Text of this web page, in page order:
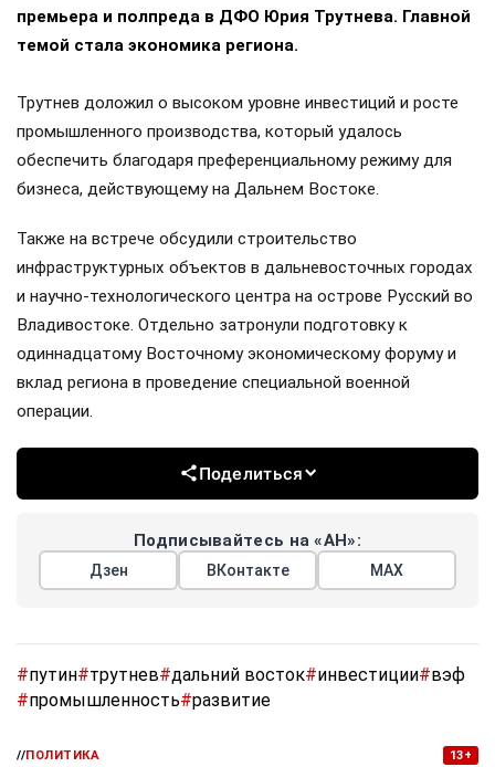
премьера и полпреда в ДФО Юрия Трутнева. Главной
темой стала экономика региона.
Трутнев доложил о высоком уровне инвестиций и росте
промышленного производства, который удалось
обеспечить благодаря преференциальному режиму для
бизнеса, действующему на Дальнем Востоке.
Также на встрече обсудили строительство
инфраструктурных объектов в дальневосточных городах
и научно-технологического центра на острове Русский во
Владивостоке. Отдельно затронули подготовку к
одиннадцатому Восточному экономическому форуму и
вклад региона в проведение специальной военной
операции.
Поделиться
Подписывайтесь на «АН»:
Дзен ВКонтакте МАХ
#путин#трутнев#дальний восток#инвестиции#вэф
#промышленность#развитие
//ПОЛИТИКА 13+